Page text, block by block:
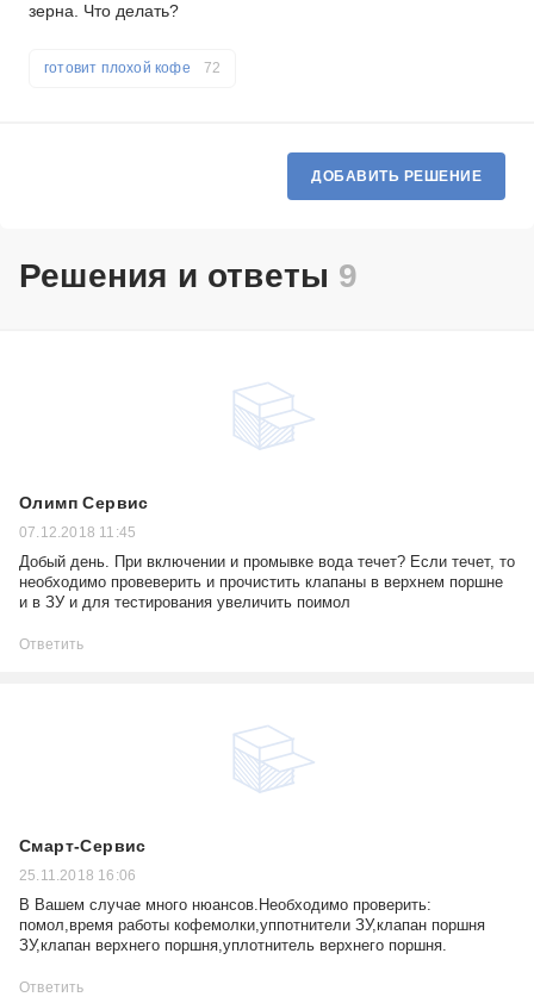
зерна. Что делать?
готовит плохой кофе 72
ДОБАВИТЬ РЕШЕНИЕ
Решения и ответы 9
Олимп Сервис
07.12.2018 11:45
Добый день. При включении и промывке вода течет? Если течет, то
необходимо провеверить и прочистить клапаны в верхнем поршне
и в ЗУ и для тестирования увеличить поимол
Ответить
Смарт-Сервис
25.11.2018 16:06
В Вашем случае много нюансов.Необходимо проверить:
помол,время работы кофемолки,уппотнители ЗУ,клапан поршня
ЗУ,клапан верхнего поршня,уплотнитель верхнего поршня.
Ответить